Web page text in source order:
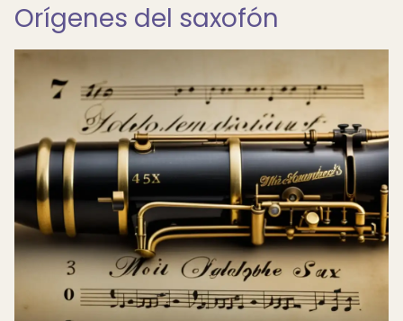
Orígenes del saxofón